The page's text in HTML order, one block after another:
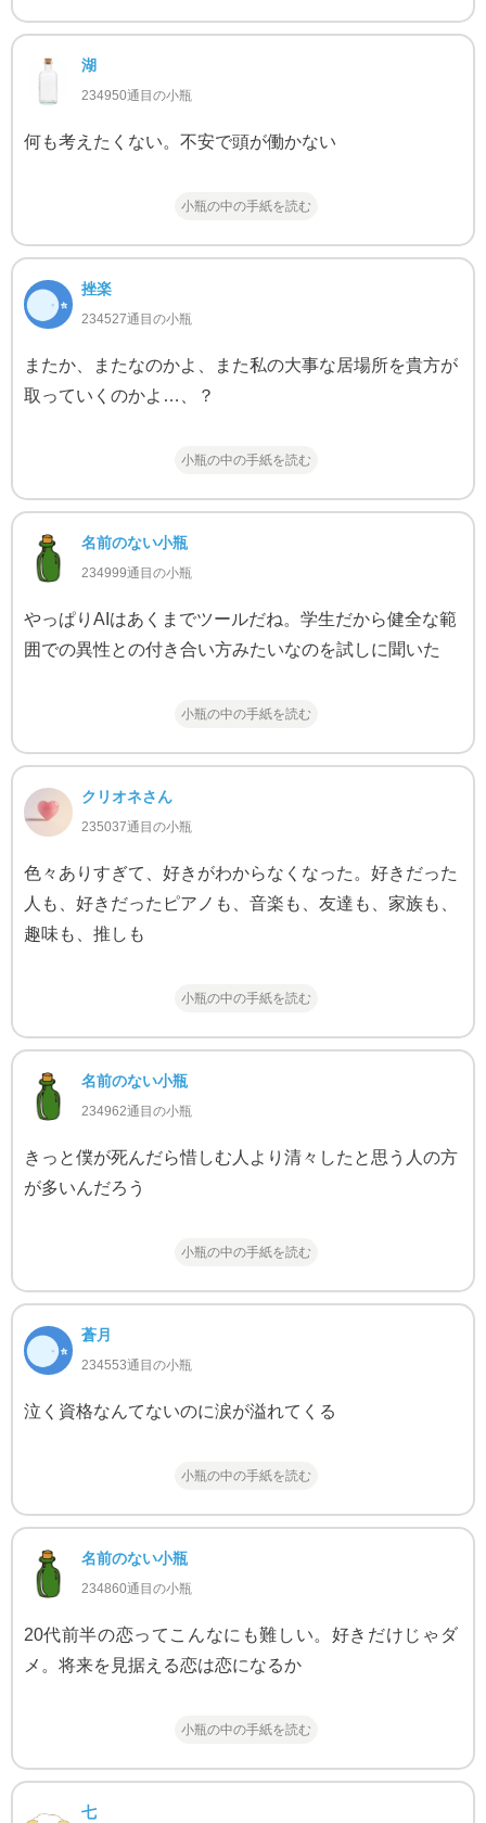
湖
234950通目の小瓶
何も考えたくない。不安で頭が働かない
小瓶の中の手紙を読む
挫楽
234527通目の小瓶
またか、またなのかよ、また私の大事な居場所を貴方が
取っていくのかよ…、？
小瓶の中の手紙を読む
名前のない小瓶
234999通目の小瓶
やっぱりAIはあくまでツールだね。学生だから健全な範
囲での異性との付き合い方みたいなのを試しに聞いた
小瓶の中の手紙を読む
クリオネさん
235037通目の小瓶
色々ありすぎて、好きがわからなくなった。好きだった
人も、好きだったピアノも、音楽も、友達も、家族も、
趣味も、推しも
小瓶の中の手紙を読む
名前のない小瓶
234962通目の小瓶
きっと僕が死んだら惜しむ人より清々したと思う人の方
が多いんだろう
小瓶の中の手紙を読む
蒼月
234553通目の小瓶
泣く資格なんてないのに涙が溢れてくる
小瓶の中の手紙を読む
名前のない小瓶
234860通目の小瓶
20代前半の恋ってこんなにも難しい。好きだけじゃダ
メ。将来を見据える恋は恋になるか
小瓶の中の手紙を読む
七